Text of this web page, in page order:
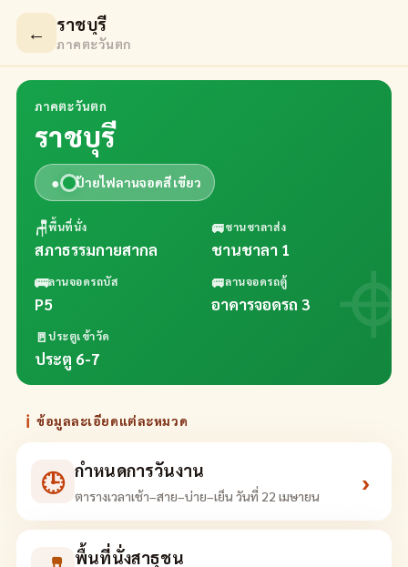
← ราชบุรี
ภาคตะวันตก
ภาคตะวันตก
ราชบุรี
● ป้ายไฟลานจอดสีเขียว
🪑พื้นที่นั่ง
สภาธรรมกายสากล
🚐ชานชาลาส่ง
ชานชาลา 1
🚌ลานจอดรถบัส
P5
🚐ลานจอดรถตู้
อาคารจอดรถ 3
🚪ประตูเข้าวัด
ประตู 6-7
ℹ ข้อมูลละเอียดแต่ละหมวด
🕒 กำหนดการวันงาน
ตารางเวลาเช้า–สาย–บ่าย–เย็น วันที่ 22 เมษายน ›
พื้นที่นั่งสาธุชน